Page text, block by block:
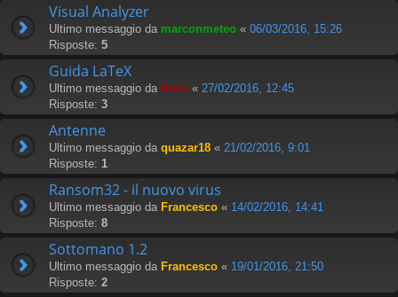
Visual Analyzer
Ultimo messaggio da marconmeteo « 06/03/2016, 15:26
Risposte: 5
Guida LaTeX
Ultimo messaggio da Boss « 27/02/2016, 12:45
Risposte: 3
Antenne
Ultimo messaggio da quazar18 « 21/02/2016, 9:01
Risposte: 1
Ransom32 - il nuovo virus
Ultimo messaggio da Francesco « 14/02/2016, 14:41
Risposte: 8
Sottomano 1.2
Ultimo messaggio da Francesco « 19/01/2016, 21:50
Risposte: 2